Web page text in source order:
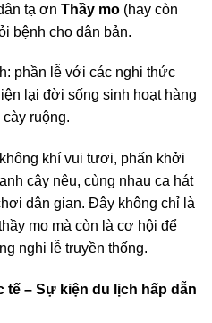
tạ ơn Thầy mo (hay còn
bệnh cho dân bản.
phần lễ với các nghi thức
lại đời sống sinh hoạt hàng
ruộng.
khí vui tươi, phấn khởi
cây nêu, cùng nhau ca hát
dân gian. Đây không chỉ là
mo mà còn là cơ hội để
nghi lễ truyền thống.
tế – Sự kiện du lịch hấp dẫn